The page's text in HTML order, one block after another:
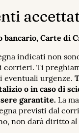
bancario, Carte di
indicati non
corrieri. Ti
eventuali urgenze.
o in caso di
garantite. La
previsti dal
non darà diritto